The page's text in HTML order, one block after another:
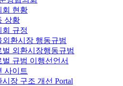
회 현황
상황
회 규정
외환시장 행동규범
벌 외환시장행동규범
벌 규범 이행선언서
사이트
시장 구조 개선 Portal